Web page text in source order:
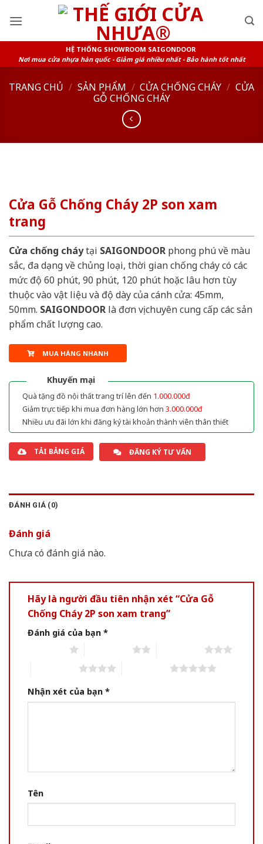
HỆ THỐNG SHOWROOM SAIGONDOOR
Nơi mua cửa nhựa hàn quốc - Giảm giá nhiều nhất - Bảo hành tốt nhất
TRANG CHỦ / SẢN PHẨM / CỬA CHỐNG CHÁY / CỬA
GỖ CHỐNG CHÁY
Cửa Gỗ Chống Cháy 2P son xam
trang
Cửa chống cháytại SAIGONDOOR phong phú về màu
sắc, đa dạng về chủng loại, thời gian chống cháy có các
mức độ 60 phút, 90 phút, 120 phút hoặc lâu hơn tùy
thuộc vào vật liệu và độ dày của cánh cửa: 45mm,
50mm. SAIGONDOOR là đơn vị chuyên cung cấp các sản
phẩm chất lượng cao.
MUA HÀNG NHANH
Khuyến mại
Quà tặng đồ nội thất trang trí lên đến 1.000.000đ
Giảm trực tiếp khi mua đơn hàng lớn hơn 3.000.000đ
Nhiều ưu đãi lớn khi đăng ký tài khoản thành viên thân thiết
TẢI BẢNG GIÁ ĐĂNG KÝ TƯ VẤN
ĐÁNH GIÁ (0)
Đánh giá
Chưa có đánh giá nào.
Hãy là người đầu tiên nhận xét “Cửa Gỗ
Chống Cháy 2P son xam trang”
Đánh giá của bạn *
Nhận xét của bạn *
Tên